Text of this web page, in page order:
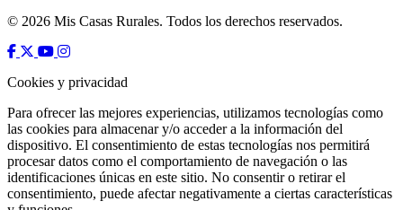
© 2026 Mis Casas Rurales. Todos los derechos reservados.
Cookies y privacidad
Para ofrecer las mejores experiencias, utilizamos tecnologías como
las cookies para almacenar y/o acceder a la información del
dispositivo. El consentimiento de estas tecnologías nos permitirá
procesar datos como el comportamiento de navegación o las
identificaciones únicas en este sitio. No consentir o retirar el
consentimiento, puede afectar negativamente a ciertas características